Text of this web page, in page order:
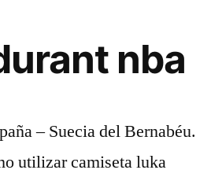
nba
– Suecia del Bernabéu.
utilizar camiseta luka